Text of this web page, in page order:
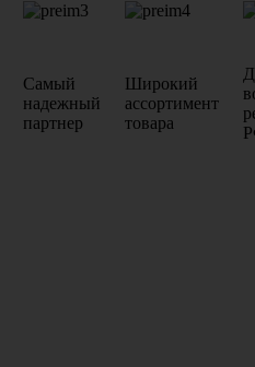
Самый
надежный
партнер
Широкий
ассортимент
товара